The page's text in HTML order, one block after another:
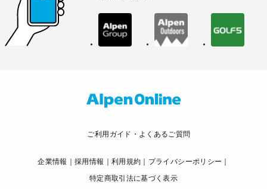
ご利用ガイド・よくあるご質問
企業情報 採用情報 利用規約
プライバシーポリシー
特定商取引法に基づく表示